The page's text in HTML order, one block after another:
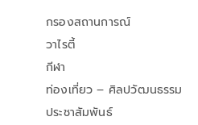
กรองสถานการณ์
วาไรตี้
กีฬา
ท่องเที่ยว – ศิลปวัฒนธรรม
ประชาสัมพันธ์